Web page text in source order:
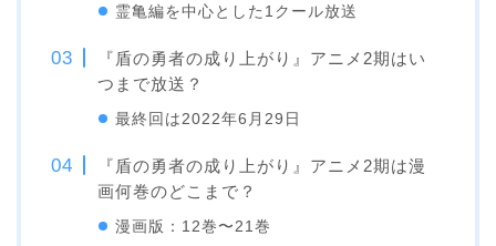
霊亀編を中心とした1クール放送
『盾の勇者の成り上がり』アニメ2期はい
つまで放送？
最終回は2022年6月29日
『盾の勇者の成り上がり』アニメ2期は漫
画何巻のどこまで？
漫画版：12巻〜21巻